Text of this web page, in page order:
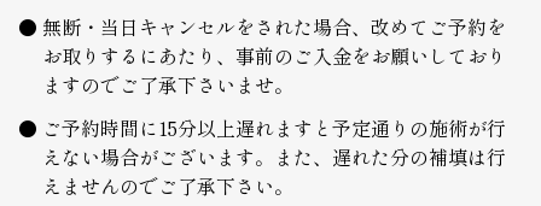
無断・当日キャンセルをされた場合、改めてご予約を
お取りするにあたり、事前のご入金をお願いしており
ますのでご了承下さいませ。
ご予約時間に15分以上遅れますと予定通りの施術が行
えない場合がございます。また、遅れた分の補填は行
えませんのでご了承下さい。